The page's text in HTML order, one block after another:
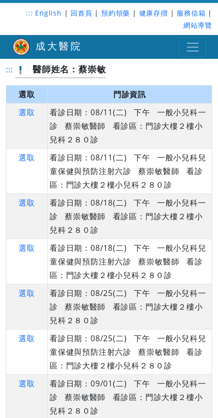
::: English | 回首頁 | 預約領藥 | 健康存摺 | 服務信箱 |
網站導覽
成大醫院
::: 醫師姓名：蔡崇敏
選取
門診資訊
選取
看診日期：08/11(二) 下午 一般小兒科一
診 蔡崇敏醫師 看診區：門診大樓２樓小
兒科２８０診
選取
看診日期：08/11(二) 下午 一般小兒科兒
童保健與預防注射六診 蔡崇敏醫師 看診
區：門診大樓２樓小兒科２８０診
選取
看診日期：08/18(二) 下午 一般小兒科一
診 蔡崇敏醫師 看診區：門診大樓２樓小
兒科２８０診
選取
看診日期：08/18(二) 下午 一般小兒科兒
童保健與預防注射六診 蔡崇敏醫師 看診
區：門診大樓２樓小兒科２８０診
選取
看診日期：08/25(二) 下午 一般小兒科一
診 蔡崇敏醫師 看診區：門診大樓２樓小
兒科２８０診
選取
看診日期：08/25(二) 下午 一般小兒科兒
童保健與預防注射六診 蔡崇敏醫師 看診
區：門診大樓２樓小兒科２８０診
選取
看診日期：09/01(二) 下午 一般小兒科一
診 蔡崇敏醫師 看診區：門診大樓２樓小
兒科２８０診